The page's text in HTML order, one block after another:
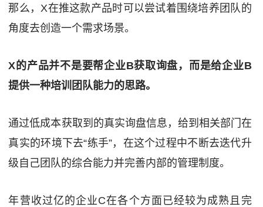
那么，X在推这款产品时可以尝试着围绕培养团队的
角度去创造一个需求场景。
X的产品并不是要帮企业B获取询盘，而是给企业B
提供一种培训团队能力的思路。
通过低成本获取到的真实询盘信息，给到相关部门在
真实的环境下去“练手”，在这个过程中不断去迭代升
级自己团队的综合能力并完善内部的管理制度。
年营收过亿的企业C在各个方面已经较为成熟且完